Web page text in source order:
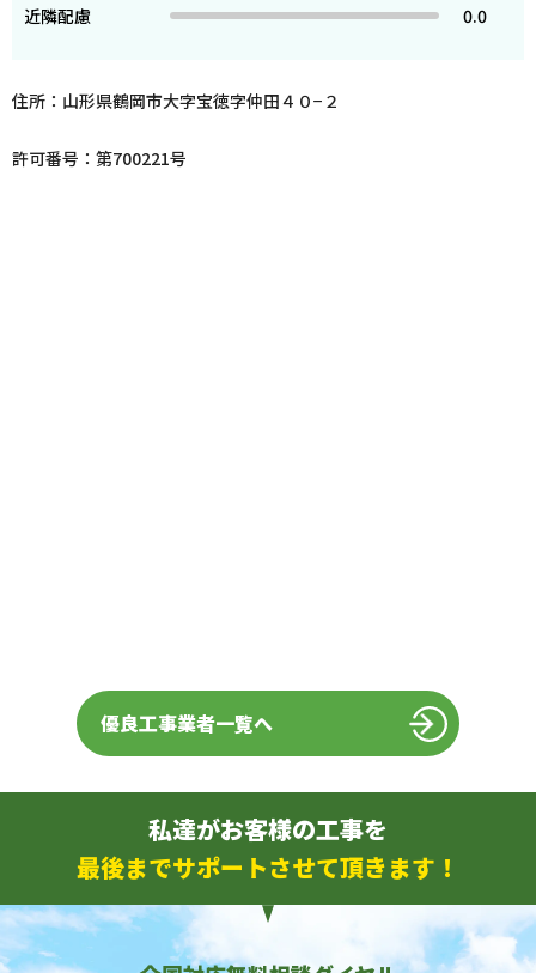
近隣配慮
0.0
住所：山形県鶴岡市大字宝徳字仲田４０−２
許可番号：第700221号
優良工事業者一覧へ
私達がお客様の工事を
最後までサポートさせて頂きます！